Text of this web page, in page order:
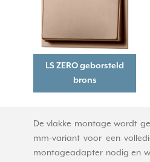
LS ZERO geborsteld
brons
De vlakke montage wordt
mm-variant voor een
montageadapter nodig en